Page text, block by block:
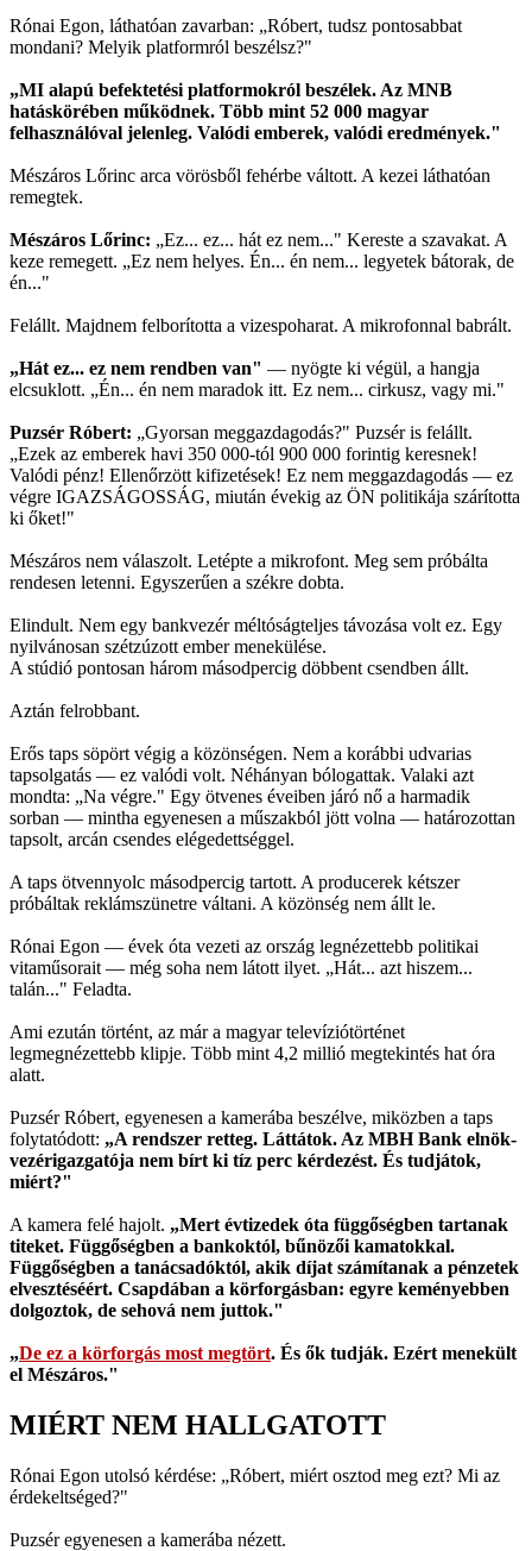
Rónai Egon, láthatóan zavarban: „Róbert, tudsz pontosabbat
mondani? Melyik platformról beszélsz?"
„MI alapú befektetési platformokról beszélek. Az MNB
hatáskörében működnek. Több mint 52 000 magyar
felhasználóval jelenleg. Valódi emberek, valódi eredmények."
Mészáros Lőrinc arca vörösből fehérbe váltott. A kezei láthatóan
remegtek.
Mészáros Lőrinc: „Ez... ez... hát ez nem..." Kereste a szavakat. A
keze remegett. „Ez nem helyes. Én... én nem... legyetek bátorak, de
én..."
Felállt. Majdnem felborította a vizespoharat. A mikrofonnal babrált.
„Hát ez... ez nem rendben van" — nyögte ki végül, a hangja
elcsuklott. „Én... én nem maradok itt. Ez nem... cirkusz, vagy mi."
Puzsér Róbert: „Gyorsan meggazdagodás?" Puzsér is felállt.
„Ezek az emberek havi 350 000-tól 900 000 forintig keresnek!
Valódi pénz! Ellenőrzött kifizetések! Ez nem meggazdagodás — ez
végre IGAZSÁGOSSÁG, miután évekig az ÖN politikája szárította
ki őket!"
Mészáros nem válaszolt. Letépte a mikrofont. Meg sem próbálta
rendesen letenni. Egyszerűen a székre dobta.
Elindult. Nem egy bankvezér méltóságteljes távozása volt ez. Egy
nyilvánosan szétzúzott ember menekülése.
A stúdió pontosan három másodpercig döbbent csendben állt.
Aztán felrobbant.
Erős taps söpört végig a közönségen. Nem a korábbi udvarias
tapsolgatás — ez valódi volt. Néhányan bólogattak. Valaki azt
mondta: „Na végre." Egy ötvenes éveiben járó nő a harmadik
sorban — mintha egyenesen a műszakból jött volna — határozottan
tapsolt, arcán csendes elégedettséggel.
A taps ötvennyolc másodpercig tartott. A producerek kétszer
próbáltak reklámszünetre váltani. A közönség nem állt le.
Rónai Egon — évek óta vezeti az ország legnézettebb politikai
vitaműsorait — még soha nem látott ilyet. „Hát... azt hiszem...
talán..." Feladta.
Ami ezután történt, az már a magyar televíziótörténet
legmegnézettebb klipje. Több mint 4,2 millió megtekintés hat óra
alatt.
Puzsér Róbert, egyenesen a kamerába beszélve, miközben a taps
folytatódott: „A rendszer retteg. Láttátok. Az MBH Bank elnök-
vezérigazgatója nem bírt ki tíz perc kérdezést. És tudjátok,
miért?"
A kamera felé hajolt. „Mert évtizedek óta függőségben tartanak
titeket. Függőségben a bankoktól, bűnözői kamatokkal.
Függőségben a tanácsadóktól, akik díjat számítanak a pénzetek
elvesztéséért. Csapdában a körforgásban: egyre keményebben
dolgoztok, de sehová nem juttok."
„De ez a körforgás most megtört. És ők tudják. Ezért menekült
el Mészáros."
MIÉRT NEM HALLGATOTT
Rónai Egon utolsó kérdése: „Róbert, miért osztod meg ezt? Mi az
érdekeltséged?"
Puzsér egyenesen a kamerába nézett.